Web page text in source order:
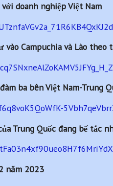
doanh nghiệp Việt Nam
Campuchia và Lào theo
ba bên Việt Nam-Trung
Trung Quốc đang bế tắc
năm 2023